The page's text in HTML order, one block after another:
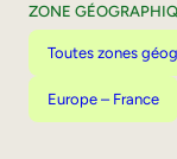
ZONE
Toutes zones
Europe – France